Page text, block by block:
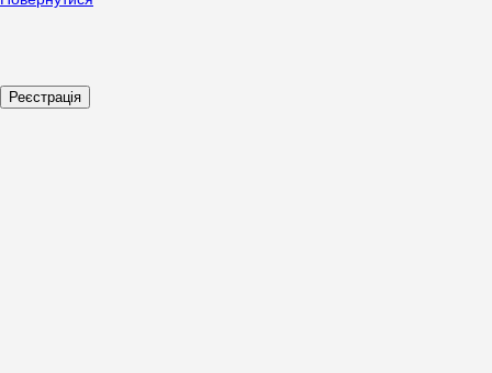
Реєстрація